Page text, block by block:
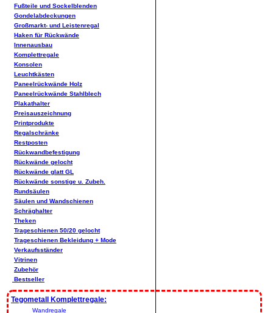
Fußteile und Sockelblenden
Gondelabdeckungen
Großmarkt- und Leistenregal
Haken für Rückwände
Innenausbau
Komplettregale
Konsolen
Leuchtkästen
Paneelrückwände Holz
Paneelrückwände Stahlblech
Plakathalter
Preisauszeichnung
Printprodukte
Regalschränke
Restposten
Rückwandbefestigung
Rückwände gelocht
Rückwände glatt GL
Rückwände sonstige u. Zubeh.
Rundsäulen
Säulen und Wandschienen
Schräghalter
Theken
Trageschienen 50/20 gelocht
Trageschienen Bekleidung + Mode
Verkaufsständer
Vitrinen
Zubehör
Bestseller
Tegometall Komplettregale:
Wandregale